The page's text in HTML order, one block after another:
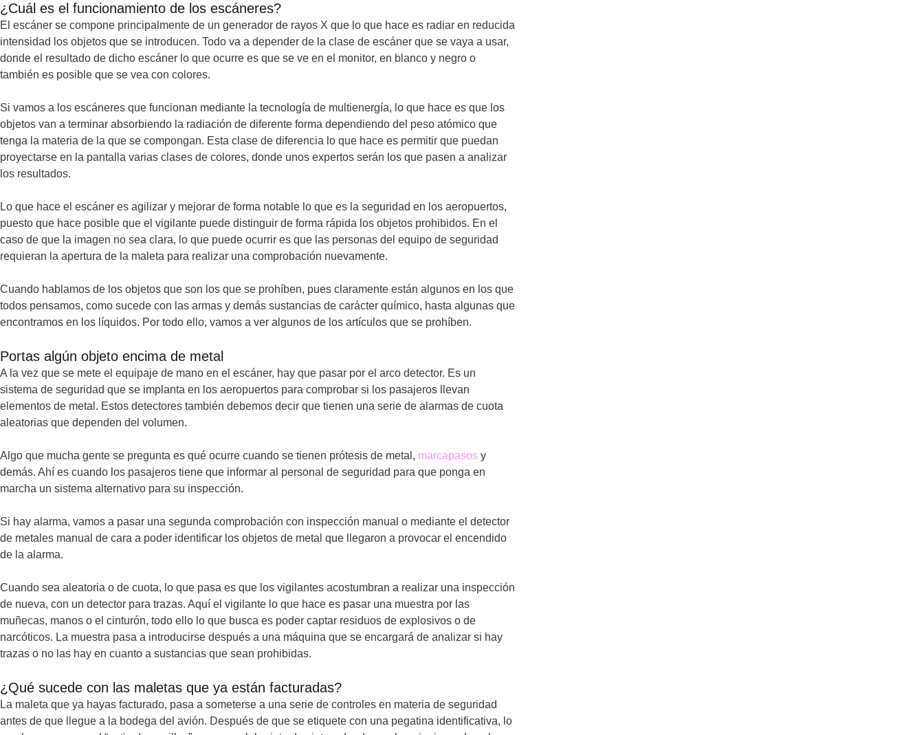
¿Cuál es el funcionamiento de los escáneres?
El escáner se compone principalmente de un generador de rayos X que lo que hace es radiar en reducida
intensidad los objetos que se introducen. Todo va a depender de la clase de escáner que se vaya a usar,
donde el resultado de dicho escáner lo que ocurre es que se ve en el monitor, en blanco y negro o
también es posible que se vea con colores.
Si vamos a los escáneres que funcionan mediante la tecnología de multienergía, lo que hace es que los
objetos van a terminar absorbiendo la radiación de diferente forma dependiendo del peso atómico que
tenga la materia de la que se compongan. Esta clase de diferencia lo que hace es permitir que puedan
proyectarse en la pantalla varias clases de colores, donde unos expertos serán los que pasen a analizar
los resultados.
Lo que hace el escáner es agilizar y mejorar de forma notable lo que es la seguridad en los aeropuertos,
puesto que hace posible que el vigilante puede distinguir de forma rápida los objetos prohibidos. En el
caso de que la imagen no sea clara, lo que puede ocurrir es que las personas del equipo de seguridad
requieran la apertura de la maleta para realizar una comprobación nuevamente.
Cuando hablamos de los objetos que son los que se prohíben, pues claramente están algunos en los que
todos pensamos, como sucede con las armas y demás sustancias de carácter químico, hasta algunas que
encontramos en los líquidos. Por todo ello, vamos a ver algunos de los artículos que se prohíben.
Portas algún objeto encima de metal
A la vez que se mete el equipaje de mano en el escáner, hay que pasar por el arco detector. Es un
sistema de seguridad que se implanta en los aeropuertos para comprobar si los pasajeros llevan
elementos de metal. Estos detectores también debemos decir que tienen una serie de alarmas de cuota
aleatorias que dependen del volumen.
Algo que mucha gente se pregunta es qué ocurre cuando se tienen prótesis de metal, marcapasos y
demás. Ahí es cuando los pasajeros tiene que informar al personal de seguridad para que ponga en
marcha un sistema alternativo para su inspección.
Si hay alarma, vamos a pasar una segunda comprobación con inspección manual o mediante el detector
de metales manual de cara a poder identificar los objetos de metal que llegaron a provocar el encendido
de la alarma.
Cuando sea aleatoria o de cuota, lo que pasa es que los vigilantes acostumbran a realizar una inspección
de nueva, con un detector para trazas. Aquí el vigilante lo que hace es pasar una muestra por las
muñecas, manos o el cinturón, todo ello lo que busca es poder captar residuos de explosivos o de
narcóticos. La muestra pasa a introducirse después a una máquina que se encargará de analizar si hay
trazas o no las hay en cuanto a sustancias que sean prohibidas.
¿Qué sucede con las maletas que ya están facturadas?
La maleta que ya hayas facturado, pasa a someterse a una serie de controles en materia de seguridad
antes de que llegue a la bodega del avión. Después de que se etiquete con una pegatina identificativa, lo